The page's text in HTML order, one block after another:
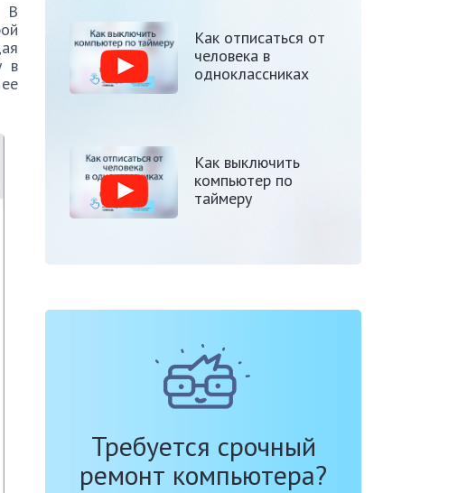
В
в
Как отписаться от
человека в
одноклассниках
Как выключить
компьютер по
таймеру
Требуется срочный
ремонт компьютера?